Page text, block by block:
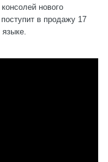
нового
в продажу 17